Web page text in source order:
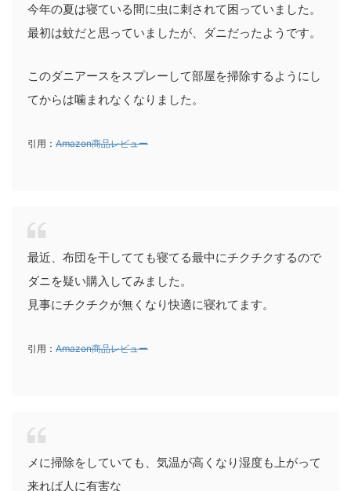
今年の夏は寝ている間に虫に刺されて困っていました。
最初は蚊だと思っていましたが、ダニだったようです。
このダニアースをスプレーして部屋を掃除するようにし
てからは噛まれなくなりました。
引用： Amazon商品レビュー
最近、布団を干してても寝てる最中にチクチクするので
ダニを疑い購入してみました。
見事にチクチクが無くなり快適に寝れてます。
引用： Amazon商品レビュー
メに掃除をしていても、気温が高くなり湿度も上がって
来れば人に有害な